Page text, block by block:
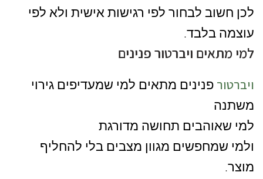
לכן חשוב לבחור לפי רגישות אישית ולא לפי
עוצמה בלבד.
למי מתאים ויברטור פנינים
ויברטור פנינים מתאים למי שמעדיפים גירוי
משתנה
למי שאוהבים תחושה מדורגת
ולמי שמחפשים מגוון מצבים בלי להחליף
מוצר.